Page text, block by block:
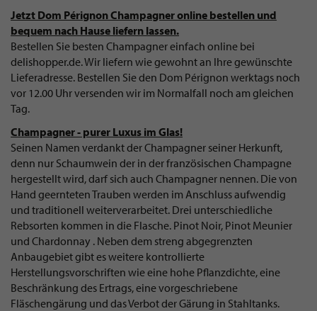
Jetzt Dom Pérignon Champagner online bestellen und
bequem nach Hause liefern lassen.
Bestellen Sie besten Champagner einfach online bei
delishopper.de. Wir liefern wie gewohnt an Ihre gewünschte
Lieferadresse. Bestellen Sie den Dom Pérignon werktags noch
vor 12.00 Uhr versenden wir im Normalfall noch am gleichen
Tag.
Champagner - purer Luxus im Glas!
Seinen Namen verdankt der Champagner seiner Herkunft,
denn nur Schaumwein der in der französischen Champagne
hergestellt wird, darf sich auch Champagner nennen. Die von
Hand geernteten Trauben werden im Anschluss aufwendig
und traditionell weiterverarbeitet. Drei unterschiedliche
Rebsorten kommen in die Flasche. Pinot Noir, Pinot Meunier
und Chardonnay . Neben dem streng abgegrenzten
Anbaugebiet gibt es weitere kontrollierte
Herstellungsvorschriften wie eine hohe Pflanzdichte, eine
Beschränkung des Ertrags, eine vorgeschriebene
Fläschengärung und das Verbot der Gärung in Stahltanks.